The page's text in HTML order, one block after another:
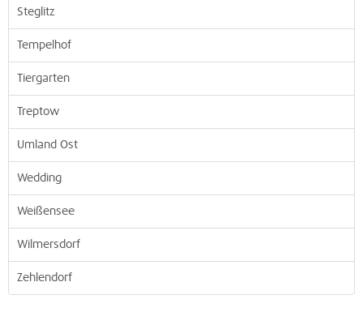
Steglitz
Tempelhof
Tiergarten
Treptow
Umland Ost
Wedding
Weißensee
Wilmersdorf
Zehlendorf